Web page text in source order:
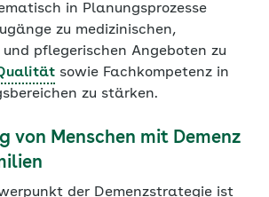
in Planungsprozesse
zu medizinischen,
pflegerischen Angeboten zu
sowie Fachkompetenz in
zu stärken.
von Menschen mit Demenz
der Demenzstrategie ist